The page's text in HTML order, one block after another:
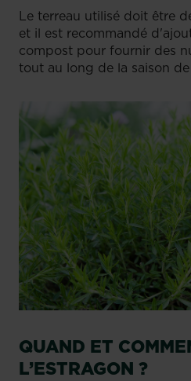
Le terreau utilisé doit être
et il est recommandé
compost pour fournir des
tout au long de la saison
QUAND ET
L’ESTRAGON ?